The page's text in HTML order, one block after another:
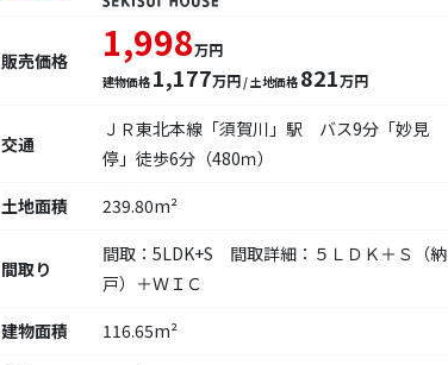
販売価格 1,998万円
建物価格 1,177万円/ 土地価格 821万円
交通
ＪＲ東北本線「須賀川」駅 バス9分「妙見
停」徒歩6分（480ｍ）
土地面積
239.80m²
間取り
間取：5LDK+S 間取詳細：５ＬＤＫ＋Ｓ（納
戸）＋ＷＩＣ
建物面積
116.65m²